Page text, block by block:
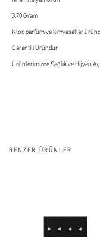
3.70 Gram
Klor, parfüm ve kimyasallar
Garantili Üründür
Ürünlerimizde Sağlık ve Hijyen
BENZER ÜRÜNLER